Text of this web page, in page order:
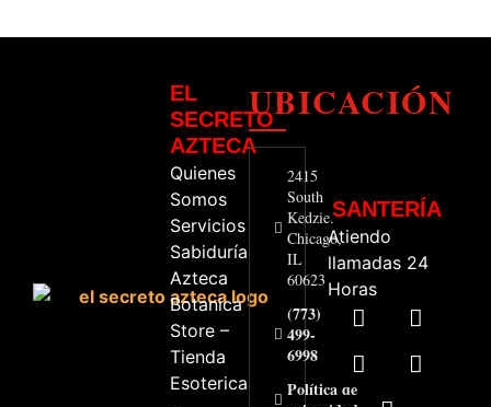
EL
SECRETO
AZTECA
Quienes
Somos
Servicios
Sabiduría
Azteca
Botanica
Store –
Tienda
Esoterica
UBICACIÓN
2415
South
Kedzie.
Chicago,
IL
60623
(773)
499-
6998
Política de
SANTERÍA
Atiendo
llamadas 24
Horas